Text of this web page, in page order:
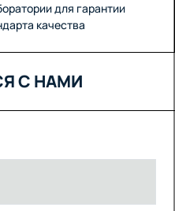
для гарантии
качества
С НАМИ